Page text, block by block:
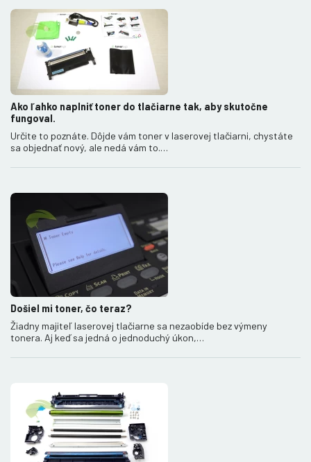
Ako ľahko naplniť toner do tlačiarne tak, aby skutočne
fungoval.
Určite to poznáte. Dôjde vám toner v laserovej tlačiarni, chystáte
sa objednať nový, ale nedá vám to.…
Došiel mi toner, čo teraz?
Žiadny majiteľ laserovej tlačiarne sa nezaobíde bez výmeny
tonera. Aj keď sa jedná o jednoduchý úkon,…